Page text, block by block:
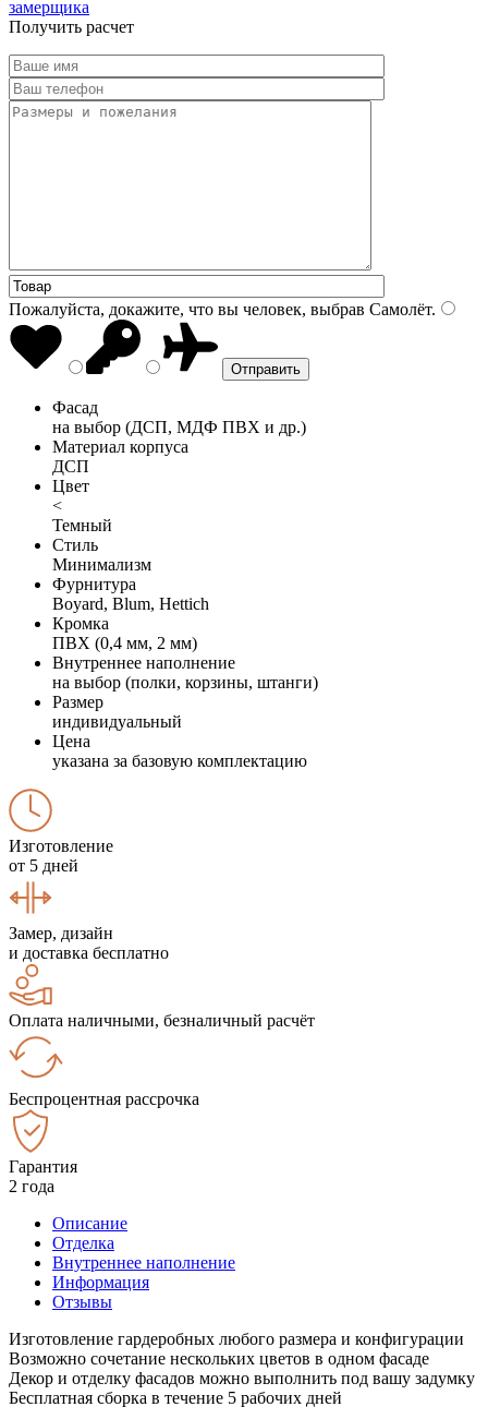
замерщика
Получить расчет
Пожалуйста, докажите, что вы человек, выбрав Самолёт.
Фасад
на выбор (ДСП, МДФ ПВХ и др.)
Материал корпуса
ДСП
Цвет
<
Темный
Стиль
Минимализм
Фурнитура
Boyard, Blum, Hettich
Кромка
ПВХ (0,4 мм, 2 мм)
Внутреннее наполнение
на выбор (полки, корзины, штанги)
Размер
индивидуальный
Цена
указана за базовую комплектацию
Изготовление
от 5 дней
Замер, дизайн
и доставка бесплатно
Оплата наличными, безналичный расчёт
Беспроцентная рассрочка
Гарантия
2 года
Описание
Отделка
Внутреннее наполнение
Информация
Отзывы
Изготовление гардеробных любого размера и конфигурации
Возможно сочетание нескольких цветов в одном фасаде
Декор и отделку фасадов можно выполнить под вашу задумку
Бесплатная сборка в течение 5 рабочих дней